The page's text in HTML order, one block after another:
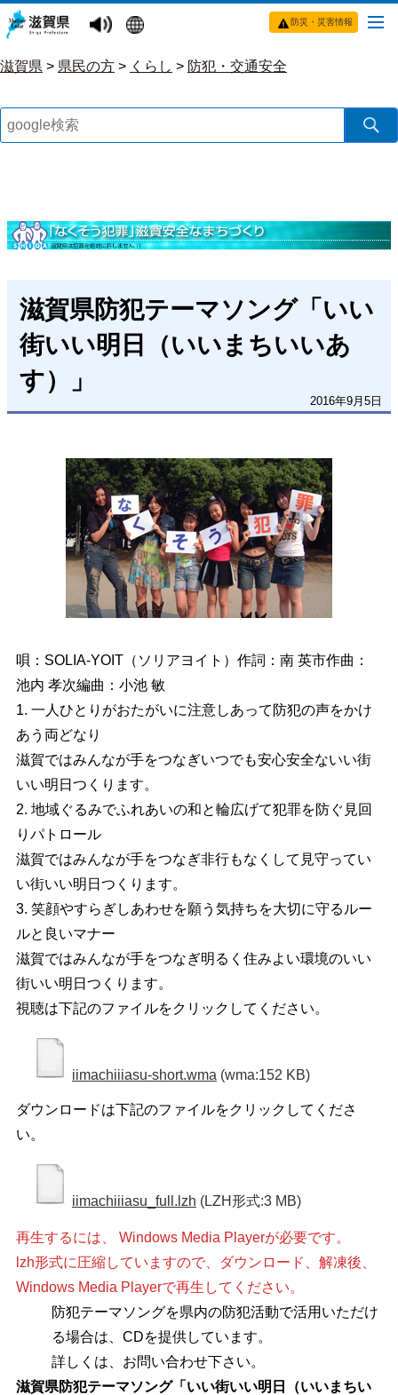
防災・災害情報
滋賀県 > 県民の方 > くらし > 防犯・交通安全
滋賀県防犯テーマソング「いい
街いい明日（いいまちいいあ
す）」
2016年9月5日
唄：SOLIA-YOIT（ソリアヨイト）作詞：南 英市作曲：
池内 孝次編曲：小池 敏
1. 一人ひとりがおたがいに注意しあって防犯の声をかけ
あう両どなり
滋賀ではみんなが手をつなぎいつでも安心安全ないい街
いい明日つくります。
2. 地域ぐるみでふれあいの和と輪広げて犯罪を防ぐ見回
りパトロール
滋賀ではみんなが手をつなぎ非行もなくして見守ってい
い街いい明日つくります。
3. 笑顔やすらぎしあわせを願う気持ちを大切に守るルー
ルと良いマナー
滋賀ではみんなが手をつなぎ明るく住みよい環境のいい
街いい明日つくります。
視聴は下記のファイルをクリックしてください。
iimachiiiasu-short.wma (wma:152 KB)
ダウンロードは下記のファイルをクリックしてくださ
い。
iimachiiiasu_full.lzh (LZH形式:3 MB)
再生するには、 Windows Media Playerが必要です。
lzh形式に圧縮していますので、ダウンロード、解凍後、
Windows Media Playerで再生してください。
防犯テーマソングを県内の防犯活動で活用いただけ
る場合は、CDを提供しています。
詳しくは、お問い合わせ下さい。
滋賀県防犯テーマソング「いい街いい明日（いいまちい